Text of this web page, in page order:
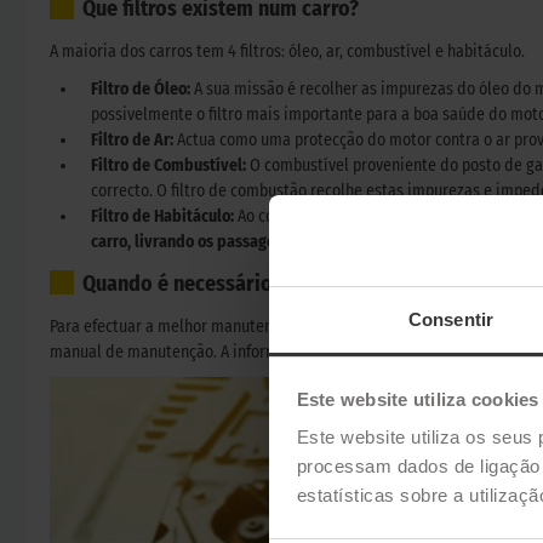
Consentir
Este website utiliza cookies
Este website utiliza os seus
processam dados de
estatísticas sobre a
Que filtros existem num carro?
A maioria dos carros tem 4 filtros: óleo, ar, combustível e habitáculo.
Filtro de Óleo:A sua missão é recolher as impurezas do óleo
possivelmente o filtro mais importante para a boa saúde do
Filtro de Ar:Actua como uma protecção do motor contra o ar
Filtro de Combustível: O combustível proveniente do posto de
correcto. O filtro de combustão recolhe estas impurezas e
Filtro de Habitáculo:Ao contrário dos filtros anteriores, é
carro, livrando os passageiros de maus cheiros, fumos, poluição,
Quando é necessário mudar os filtros do carro?
Para efectuar a melhor manutenção possível de um veículo
manual de manutenção. A informação mais fiável é sempre fornecida